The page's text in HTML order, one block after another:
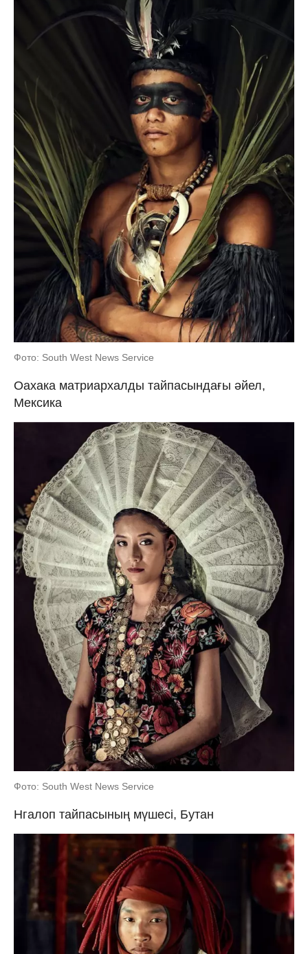
Фото: South West News Service
Оахака матриархалды тайпасындағы әйел,
Мексика
Фото: South West News Service
Нгалоп тайпасының мүшесі, Бутан